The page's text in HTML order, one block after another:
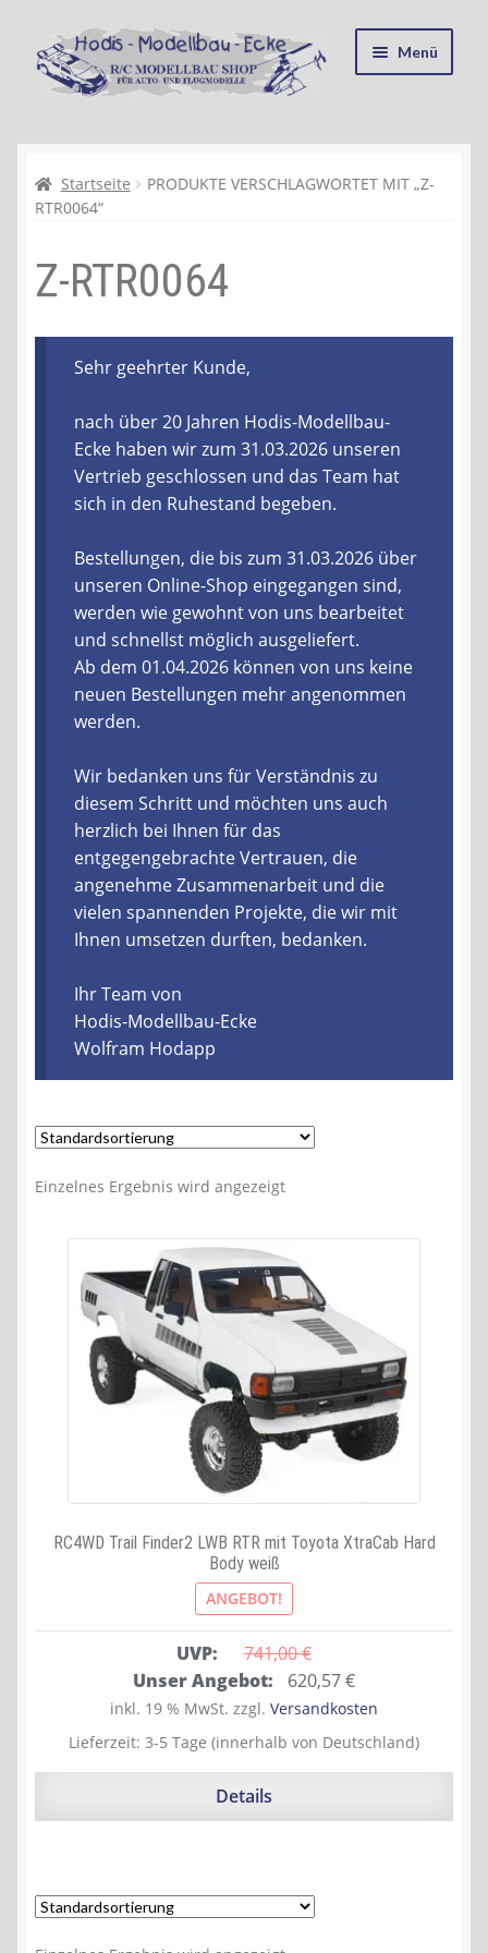
Zur
Navigation
springen
Zum
Inhalt
springen
Menü
Kasse
Recycling, Entsorgung und Umwelt
Shop
Warenkorb
Ablauf einer Bestellung
Zahlungsarten
Lieferzeit & Verfügbarkeit
Gutschein
Batterien- und Akku Verordnung
Elektro- und Elektronikgeräte Verordnung
Öle- und Schmierstoff Verordnung
Vereine & Foren
Kontakt
Startseite
PRODUKTE VERSCHLAGWORTET MIT „Z-
RTR0064“
Z-RTR0064
Sehr geehrter Kunde,
nach über 20 Jahren Hodis-Modellbau-
Ecke haben wir zum 31.03.2026 unseren
Vertrieb geschlossen und das Team hat
sich in den Ruhestand begeben.
Bestellungen, die bis zum 31.03.2026 über
unseren Online-Shop eingegangen sind,
werden wie gewohnt von uns bearbeitet
und schnellst möglich ausgeliefert.
Ab dem 01.04.2026 können von uns keine
neuen Bestellungen mehr angenommen
werden.
Wir bedanken uns für Verständnis zu
diesem Schritt und möchten uns auch
herzlich bei Ihnen für das
entgegengebrachte Vertrauen, die
angenehme Zusammenarbeit und die
vielen spannenden Projekte, die wir mit
Ihnen umsetzen durften, bedanken.
Ihr Team von
Hodis-Modellbau-Ecke
Wolfram Hodapp
Einzelnes Ergebnis wird angezeigt
RC4WD Trail Finder2 LWB RTR mit Toyota XtraCab Hard
Body weiß
ANGEBOT!
UVP: 741,00 €
Ursprünglicher
Preis
war:
Unser Angebot: 620,57€Aktueller
Preis
ist:
inkl. 19 % MwSt. zzgl. Versandkosten
Lieferzeit: 3-5 Tage (innerhalb von Deutschland)
Details